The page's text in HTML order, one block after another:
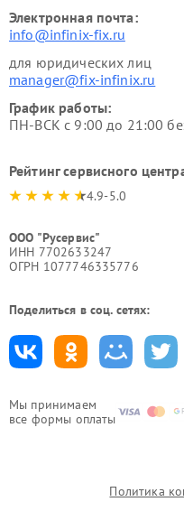
Мы принимаем
все формы оплаты
Электронная почта:
info@infinix-fix.ru
для юридических лиц
manager@fix-infinix.ru
График работы:
ПН-ВСК с 9:00 до 21:00
Рейтинг сервисного
4.9-5.0
ООО "Русервис"
ИНН 7702633247
ОГРН 1077746335776
Поделиться в соц. сетях:
Политика